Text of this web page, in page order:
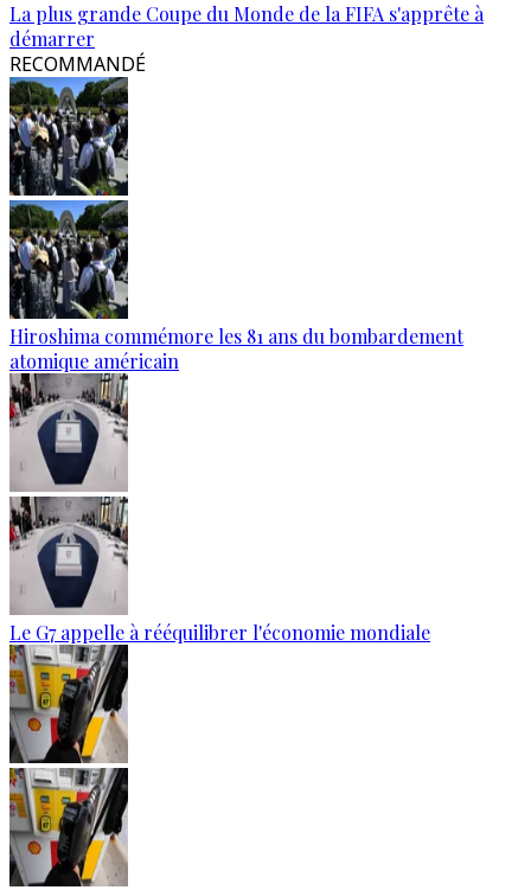
La plus grande Coupe du Monde de la FIFA s'apprête à
démarrer
RECOMMANDÉ
Hiroshima commémore les 81 ans du bombardement
atomique américain
Le G7 appelle à rééquilibrer l'économie mondiale